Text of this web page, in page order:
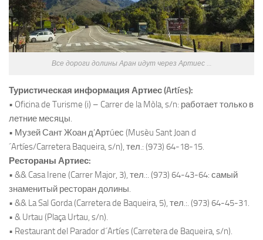
Все дороги долины Аран идут через Артиес …
Туристическая информация Артиес (Artíes):
• Oficina de Turisme (i) – Carrer de la Mòla, s/n: работает только в
летние месяцы.
• Музей Сант Жоан д’Артúес (Musèu Sant Joan d
´Artíes/Carretera Baqueira, s/n), тел.: (973) 64-18-15.
Рестораны Артиес:
• && Casa Irene (Carrer Major, 3), тел.:. (973) 64-43-64: самый
знаменитый ресторан долины.
• && La Sal Gorda (Carretera de Baqueira, 5), тел.:. (973) 64-45-31.
• & Urtau (Plaça Urtau, s/n).
• Restaurant del Parador d´Artíes (Carretera de Baqueira, s/n).